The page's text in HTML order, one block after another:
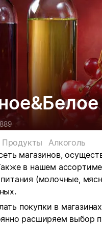
Продукты
Алкоголь
магазинов,
в нашем
(молочные,
покупки в
расширяем выбор